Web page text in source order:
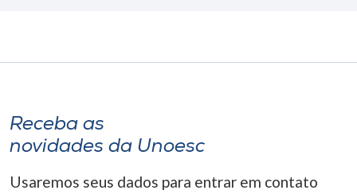
Receba as
novidades da Unoesc
Usaremos seus dados para entrar em contato